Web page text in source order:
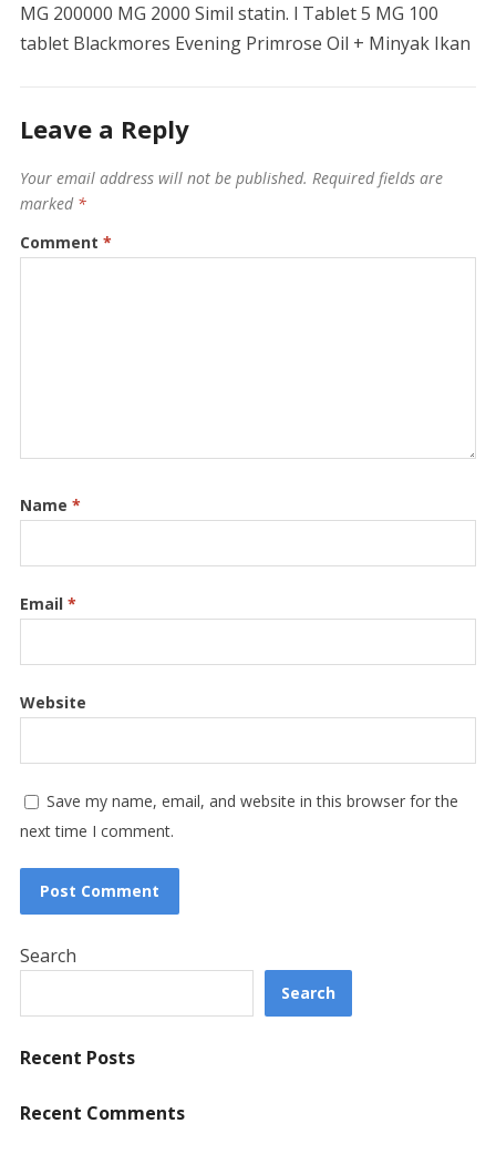
MG 200000 MG 2000 Simil statin. l Tablet 5 MG 100
tablet Blackmores Evening Primrose Oil + Minyak Ikan
Leave a Reply
Your email address will not be published. Required fields are
marked *
Comment *
Name *
Email *
Website
Save my name, email, and website in this browser for the
next time I comment.
Search
Search
Recent Posts
Recent Comments